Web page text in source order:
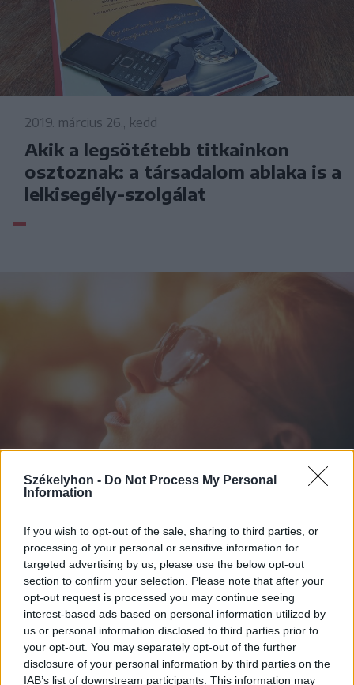
Székelyhon - Do Not Process My Personal
Information
If you wish to opt-out of the sale, sharing to third parties, or
processing of your personal or sensitive information for
targeted advertising by us, please use the below opt-out
section to confirm your selection. Please note that after your
opt-out request is processed you may continue seeing
interest-based ads based on personal information utilized by
us or personal information disclosed to third parties prior to
your opt-out. You may separately opt-out of the further
disclosure of your personal information by third parties on the
IAB’s list of downstream participants. This information may
2019. március 26., kedd
Akik a legsötétebb titkainkon
osztoznak: a társadalom ablaka is a
lelkisegély-szolgálat
2019. március 20., szerda
Ha tavasz, akkor intenzívebb
hidratálás az arcbőrnek